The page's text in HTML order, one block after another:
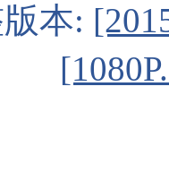
本: